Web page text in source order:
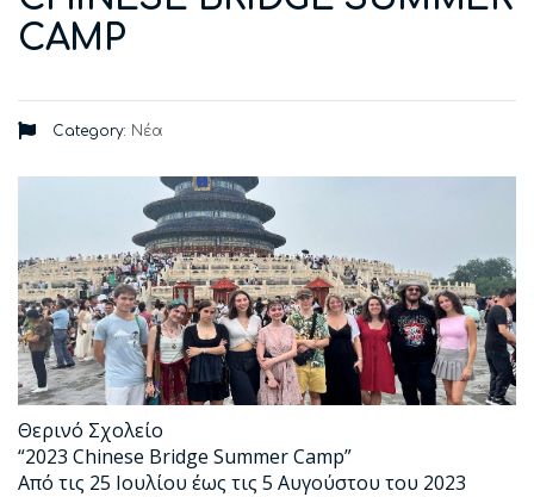
CAMP
Category: Νέα
Θερινό Σχολείο
“2023 Chinese Bridge Summer Camp”
Από τις 25 Ιουλίου έως τις 5 Αυγούστου του 2023